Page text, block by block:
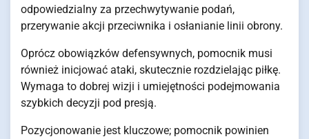
odpowiedzialny za przechwytywanie podań,
przerywanie akcji przeciwnika i osłanianie linii obrony.
Oprócz obowiązków defensywnych, pomocnik musi
również inicjować ataki, skutecznie rozdzielając piłkę.
Wymaga to dobrej wizji i umiejętności podejmowania
szybkich decyzji pod presją.
Pozycjonowanie jest kluczowe; pomocnik powinien